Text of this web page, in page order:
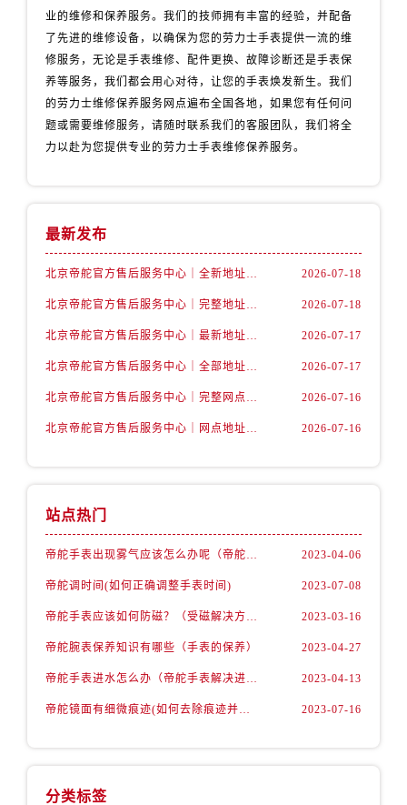
业的维修和保养服务。我们的技师拥有丰富的经验，并配备
了先进的维修设备，以确保为您的劳力士手表提供一流的维
修服务，无论是手表维修、配件更换、故障诊断还是手表保
养等服务，我们都会用心对待，让您的手表焕发新生。我们
的劳力士维修保养服务网点遍布全国各地，如果您有任何问
题或需要维修服务，请随时联系我们的客服团队，我们将全
力以赴为您提供专业的劳力士手表维修保养服务。
最新发布
2026-07-18
2026-07-18
2026-07-17
2026-07-17
2026-07-16
2026-07-16
站点热门
2023-04-06
帝舵调时间(如何正确调整手表时间) 2023-07-08
2023-03-16
帝舵腕表保养知识有哪些（手表的保养） 2023-04-27
2023-04-13
2023-07-16
分类标签